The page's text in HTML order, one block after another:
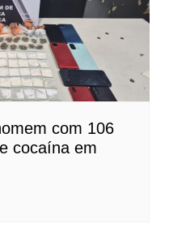
com 106
cocaína em